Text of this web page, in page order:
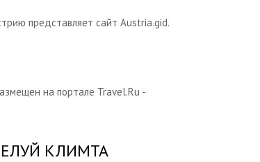
представляет сайт Austria.gid.
на портале Travel.Ru -
КЛИМТА